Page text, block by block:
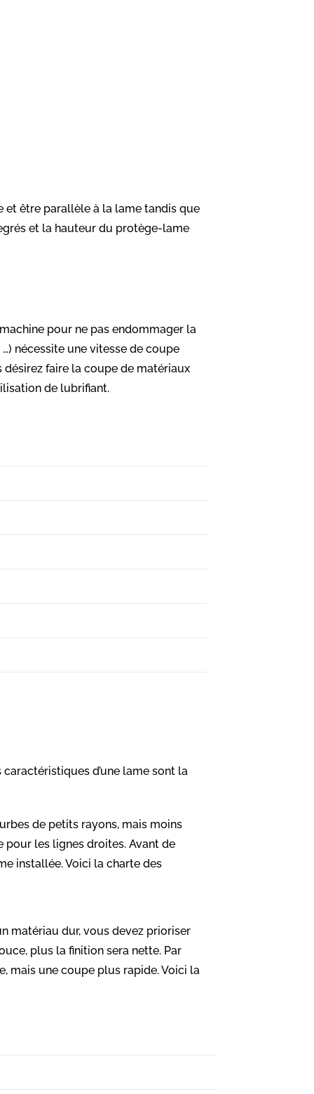
et être parallèle à la lame tandis que
et la hauteur du protège-lame
pour ne pas endommager la
nécessite une vitesse de coupe
désirez faire la coupe de matériaux
de lubrifiant.
d’une lame sont la
de petits rayons, mais moins
pour les lignes droites. Avant de
installée. Voici la charte des
matériau dur, vous devez prioriser
plus la finition sera nette. Par
mais une coupe plus rapide. Voici la